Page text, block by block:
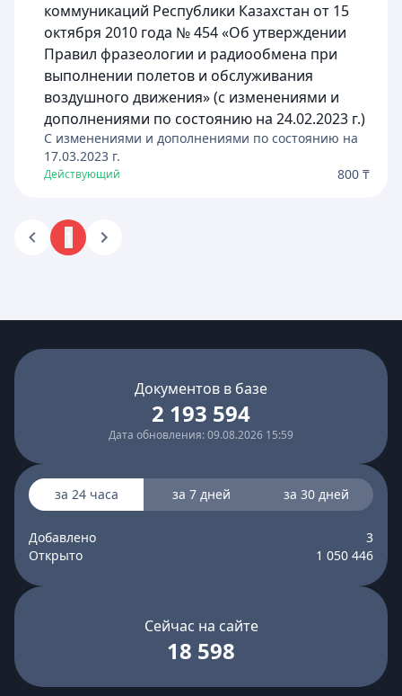
коммуникаций Республики Казахстан от 15
октября 2010 года № 454 «Об утверждении
Правил фразеологии и радиообмена при
выполнении полетов и обслуживания
воздушного движения» (с изменениями и
дополнениями по состоянию на 24.02.2023 г.)
C изменениями и дополнениями по состоянию на
17.03.2023 г.
Действующий 800 ₸
Документов в базе
2 193 594
Дата обновления: 09.08.2026 15:59
за 24 часа за 7 дней за 30 дней
Добавлено
3
Открыто
1 050 446
Сейчас на сайте
18 598